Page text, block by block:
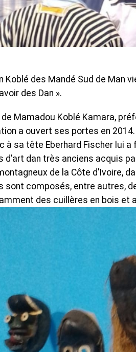
Koblé des Mandé Sud de Man
des Dan ».
Mamadou Koblé Kamara,
a ouvert ses portes en
à sa tête Eberhard Fischer lui
d’art dan très anciens acquis
de la Côte d’Ivoire,
sont composés, entre autres,
des cuillères en bois et